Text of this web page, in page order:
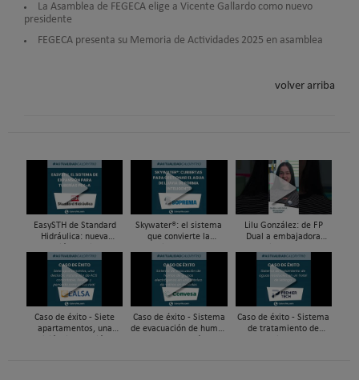
La Asamblea de FEGECA elige a Vicente Gallardo como nuevo
presidente
FEGECA presenta su Memoria de Actividades 2025 en asamblea
volver arriba
EasySTH de Standard
Hidráulica: nueva
de expansión para
tuberías PEX
Skywater®: el sistema
que convierte la
infraestructura activa de
gestión del agua...
Lilu González: de FP
Dual a embajadora
| Mecatrónica Industrial
Caso de éxito - Siete
apartamentos, una
Caso de éxito - Sistema
de evacuación de humos
Caso de éxito - Sistema
de tratamiento de